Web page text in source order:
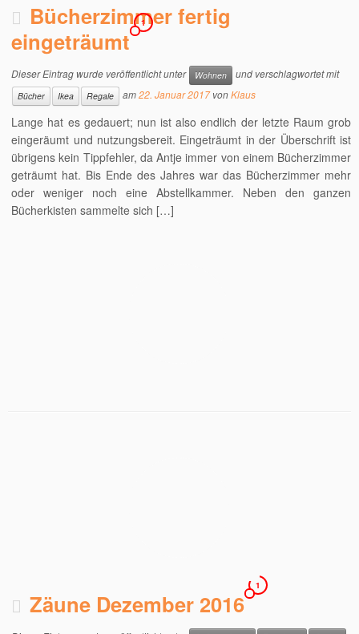
Bücherzimmer fertig
eingeträumt
1
Dieser Eintrag wurde veröffentlicht unter Wohnen und verschlagwortet mit
Bücher Ikea Regale am22. Januar 2017 vonKlaus
Lange hat es gedauert; nun ist also endlich der letzte Raum grob
eingeräumt und nutzungsbereit. Eingeträumt in der Überschrift ist
übrigens kein Tippfehler, da Antje immer von einem Bücherzimmer
geträumt hat. Bis Ende des Jahres war das Bücherzimmer mehr
oder weniger noch eine Abstellkammer. Neben den ganzen
Bücherkisten sammelte sich […]
Zäune Dezember 2016
1